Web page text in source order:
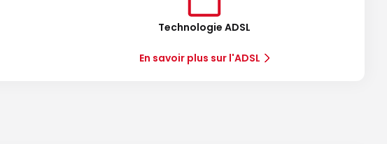
Technologie ADSL
En savoir plus sur l'ADSL